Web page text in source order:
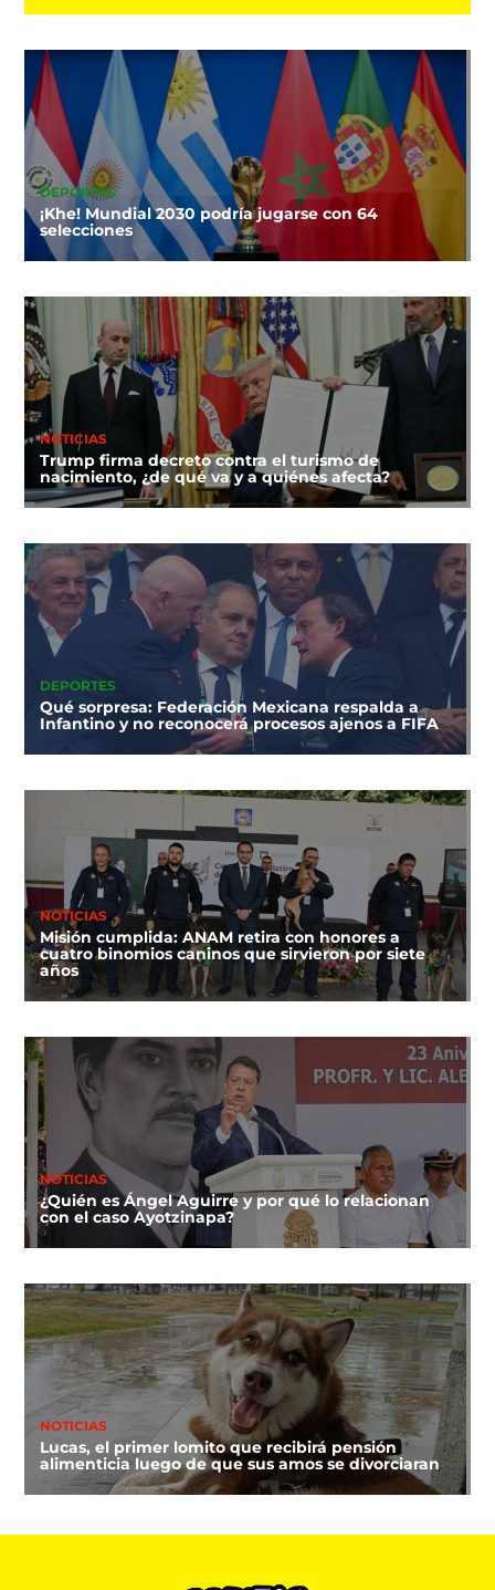
DEPORTES
¡Khe! Mundial 2030 podría jugarse con 64
selecciones
NOTICIAS
Trump firma decreto contra el turismo de
nacimiento, ¿de qué va y a quiénes afecta?
DEPORTES
Qué sorpresa: Federación Mexicana respalda a
Infantino y no reconocerá procesos ajenos a FIFA
NOTICIAS
Misión cumplida: ANAM retira con honores a
cuatro binomios caninos que sirvieron por siete
años
NOTICIAS
¿Quién es Ángel Aguirre y por qué lo relacionan
con el caso Ayotzinapa?
NOTICIAS
Lucas, el primer lomito que recibirá pensión
alimenticia luego de que sus amos se divorciaran